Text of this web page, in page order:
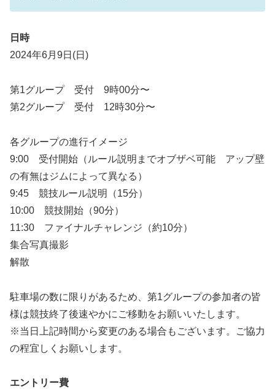
日時
2024年6月9日(日)
第1グループ 受付 9時00分〜
第2グループ 受付 12時30分〜
各グループの進行イメージ
9:00 受付開始（ルール説明までオブザベ可能 アップ壁
の有無はジムによって異なる）
9:45 競技ルール説明（15分）
10:00 競技開始（90分）
11:30 ファイナルチャレンジ（約10分）
集合写真撮影
解散
駐車場の数に限りがあるため、第1グループの参加者の皆
様は競技終了後速やかにご移動をお願いいたします。
※当日上記時間から変更のある場合もございます。ご協力
の程宜しくお願いします。
エントリー費